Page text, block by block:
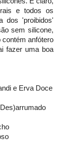
e todos os
dos 'proibidos'
sem silicone,
anfótero
fazer uma boa
e Erva Doce